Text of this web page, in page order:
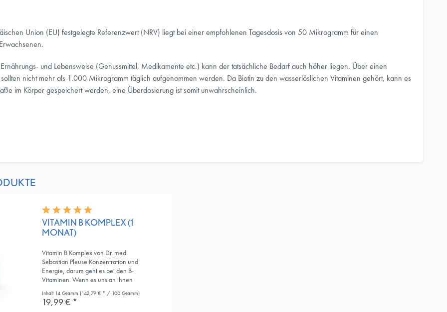
Union (EU) festgelegte Referenzwert (NRV) liegt bei einer empfohlenen Tagesdosis von 50 Mikrogramm für einen
und Lebensweise (Genussmittel, Medikamente etc.) kann der tatsächliche Bedarf auch höher liegen. Über einen
nicht mehr als 1.000 Mikrogramm täglich aufgenommen werden. Da Biotin zu den wasserlöslichen Vitaminen gehört, kann es
im Körper gespeichert werden, eine Überdosierung ist somit unwahrscheinlich.
VITAMIN B KOMPLEX (1
MONAT)
Vitamin B Komplex von Dr. med.
Sebastian Pleuse Konzentration und
Energie, darum geht es bei den B-
Vitaminen. Wenn es uns an ihnen
unser Wohlbefinden und unseren Alltag
haben. Wir müssen die...
Inhalt 14 Gramm (142,79 € * / 100 Gramm)
19,99 € *